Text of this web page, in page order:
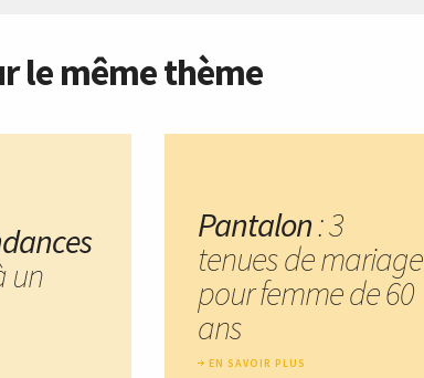
le même thème
un
Pantalon: 3
tenues de mariage
pour femme de 60
ans
EN SAVOIR PLUS